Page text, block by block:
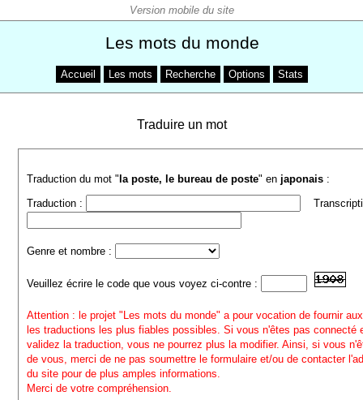
Les mots du monde
Accueil Les mots Recherche Options Stats
Traduire un mot
Traduction du mot " la poste, le bureau de poste" en japonais :
Traduction :
Genre et nombre :
Veuillez écrire le code que vous voyez ci-contre :
Attention : le projet "Les mots du monde" a pour vocation de fournir
les traductions les plus fiables possibles. Si vous n'êtes pas connecté
validez la traduction, vous ne pourrez plus la modifier. Ainsi, si vous
de vous, merci de ne pas soumettre le formulaire et/ou de contacter
du site pour de plus amples informations.
Merci de votre compréhension.